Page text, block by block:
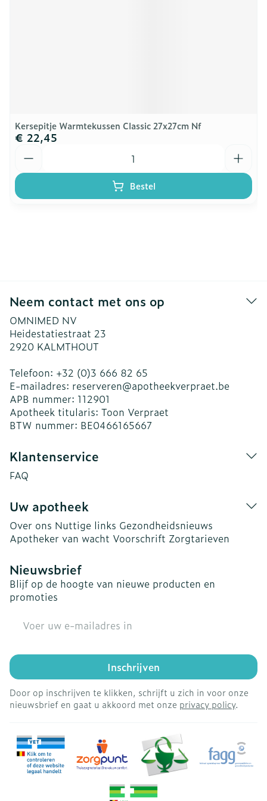
Kersepitje Warmtekussen Classic 27x27cm Nf
€ 22,45
Bestel
Neem contact met ons op
OMNIMED NV
Heidestatiestraat 23
2920 KALMTHOUT
Telefoon: +32 (0)3 666 82 65
E-mailadres: reserveren@apotheekverpraet.be
APB nummer: 112901
Apotheek titularis: Toon Verpraet
BTW nummer: BE0466165667
Klantenservice
FAQ
Uw apotheek
Over ons Nuttige links Gezondheidsnieuws
Apotheker van wacht Voorschrift Zorgtarieven
Nieuwsbrief
Blijf op de hoogte van nieuwe producten en
promoties
Inschrijven
Door op inschrijven te klikken, schrijft u zich in voor onze
nieuwsbrief en gaat u akkoord met onze privacy policy.